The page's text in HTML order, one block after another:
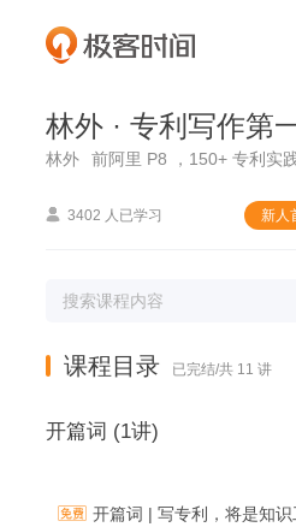
林外 · 专利写作第
林外 前阿里 P8 ，150+ 专利实
 3402 人已学习 新⼈
课程目录 已完结/共 11 讲
开篇词 (1讲)
开篇词 | 写专利，将是知识
 林外 · 专利写作第一